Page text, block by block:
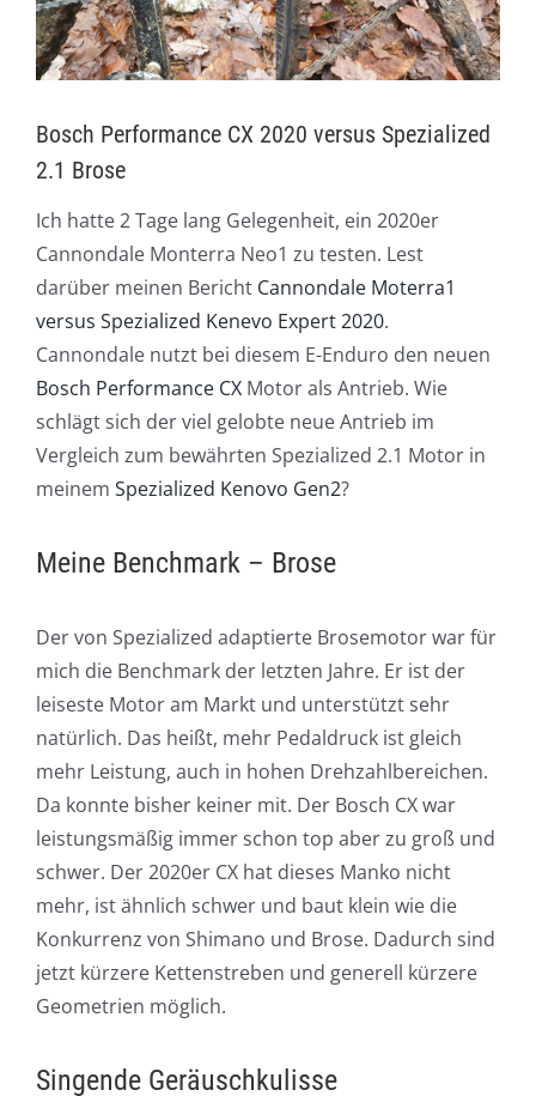
Bosch Performance CX 2020 versus Spezialized
2.1 Brose
Ich hatte 2 Tage lang Gelegenheit, ein 2020er
Cannondale Monterra Neo1 zu testen. Lest
darüber meinen Bericht Cannondale Moterra1
versus Spezialized Kenevo Expert 2020.
Cannondale nutzt bei diesem E-Enduro den neuen
Bosch Performance CX Motor als Antrieb. Wie
schlägt sich der viel gelobte neue Antrieb im
Vergleich zum bewährten Spezialized 2.1 Motor in
meinem Spezialized Kenovo Gen2?
Meine Benchmark – Brose
Der von Spezialized adaptierte Brosemotor war für
mich die Benchmark der letzten Jahre. Er ist der
leiseste Motor am Markt und unterstützt sehr
natürlich. Das heißt, mehr Pedaldruck ist gleich
mehr Leistung, auch in hohen Drehzahlbereichen.
Da konnte bisher keiner mit. Der Bosch CX war
leistungsmäßig immer schon top aber zu groß und
schwer. Der 2020er CX hat dieses Manko nicht
mehr, ist ähnlich schwer und baut klein wie die
Konkurrenz von Shimano und Brose. Dadurch sind
jetzt kürzere Kettenstreben und generell kürzere
Geometrien möglich.
Singende Geräuschkulisse